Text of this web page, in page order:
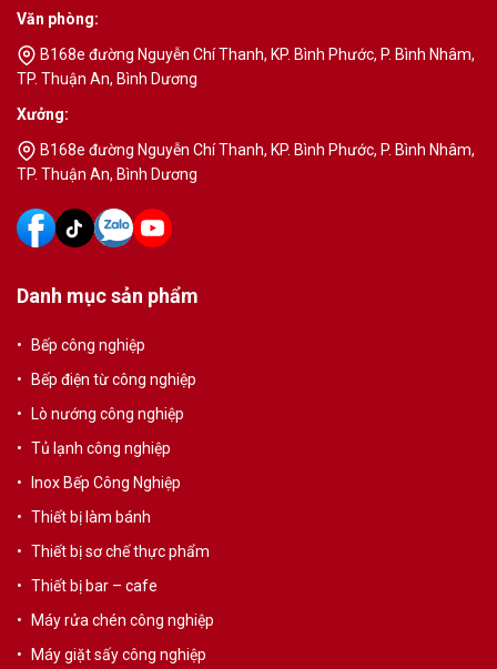
Văn phòng:
B168e đường Nguyễn Chí Thanh, KP. Bình Phước, P. Bình Nhâm,
TP. Thuận An, Bình Dương
Xưởng:
B168e đường Nguyễn Chí Thanh, KP. Bình Phước, P. Bình Nhâm,
TP. Thuận An, Bình Dương
Danh mục sản phẩm
Bếp công nghiệp
Bếp điện từ công nghiệp
Lò nướng công nghiệp
Tủ lạnh công nghiệp
Inox Bếp Công Nghiệp
Thiết bị làm bánh
Thiết bị sơ chế thực phẩm
Thiết bị bar – cafe
Máy rửa chén công nghiệp
Máy giặt sấy công nghiệp